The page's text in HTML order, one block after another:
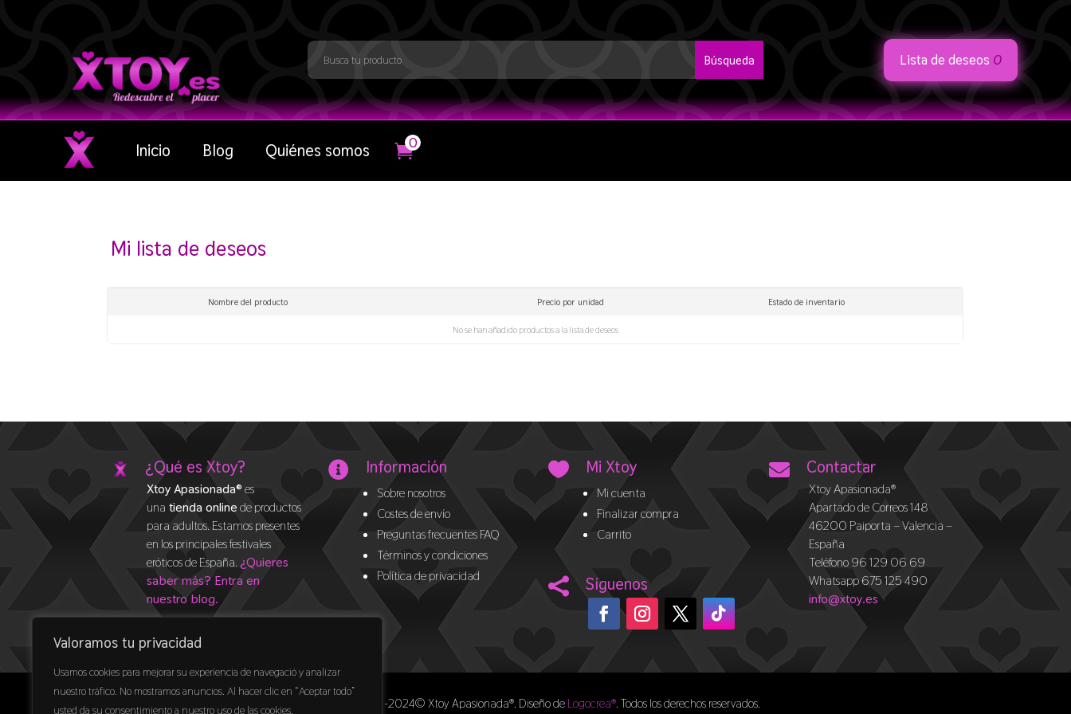
Valoramos tu privacidad
Usamos cookies para mejorar su experiencia de navegació y analizar
nuestro tráfico. No mostramos anuncios. Al hacer clic en “Aceptar todo”
usted da su consentimiento a nuestro uso de las cookies.
Lista de deseos 0
Inicio Blog Quiénes somos 0
Mi lista de deseos
Nombre del producto Precio por unidad Estado de inventario
No se han añadido productos a la lista de deseos
¿Qué es Xtoy?
Xtoy Apasionada®es
una tienda onlinede productos
para adultos. Estamos presentes
en los principales festivales
eróticos de España.¿Quieres
saber más? Entra en
nuestro blog.
 Información
Sobre nosotros
Costes de envío
Preguntas frecuentes FAQ
Términos y condiciones
Política de privacidad
 Mi Xtoy
Mi cuenta
Finalizar compra
Carrito
 Síguenos
 Contactar
Xtoy Apasionada®
Apartado de Correos 148
46200 Paiporta – Valencia –
España
Teléfono 96 129 06 69
Whatsapp 675 125 490
info@xtoy.es
Copyright 2011-2024© Xtoy Apasionada®. Diseño de Logocrea®. Todos los derechos reservados.